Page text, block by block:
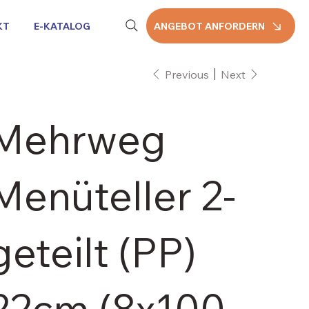
ANGEBOT ANFORDERN
E-KATALOG
Previous Next
2-
(PP)